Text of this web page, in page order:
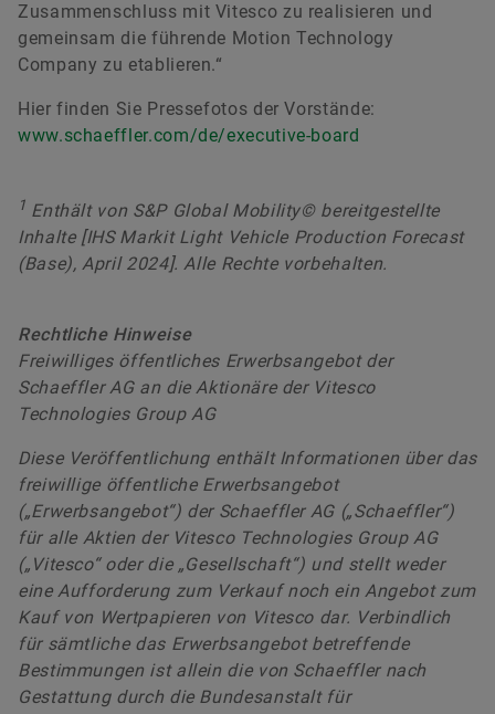
Zusammenschluss mit Vitesco zu realisieren und
gemeinsam die führende Motion Technology
Company zu etablieren.“
Hier finden Sie Pressefotos der Vorstände:
www.schaeffler.com/de/executive-board
1 Enthält von S&P Global Mobility© bereitgestellte
Inhalte [IHS Markit Light Vehicle Production Forecast
(Base), April 2024]. Alle Rechte vorbehalten.
Rechtliche Hinweise
Freiwilliges öffentliches Erwerbsangebot der
Schaeffler AG an die Aktionäre der Vitesco
Technologies Group AG
Diese Veröffentlichung enthält Informationen über das
freiwillige öffentliche Erwerbsangebot
(„Erwerbsangebot“) der Schaeffler AG („Schaeffler“)
für alle Aktien der Vitesco Technologies Group AG
(„Vitesco“ oder die „Gesellschaft“) und stellt weder
eine Aufforderung zum Verkauf noch ein Angebot zum
Kauf von Wertpapieren von Vitesco dar. Verbindlich
für sämtliche das Erwerbsangebot betreffende
Bestimmungen ist allein die von Schaeffler nach
Gestattung durch die Bundesanstalt für